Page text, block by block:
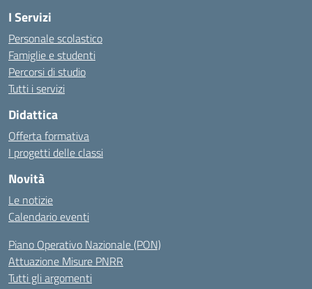
I Servizi
Personale scolastico
Famiglie e studenti
Percorsi di studio
Tutti i servizi
Didattica
Offerta formativa
I progetti delle classi
Novità
Le notizie
Calendario eventi
Piano Operativo Nazionale (PON)
Attuazione Misure PNRR
Tutti gli argomenti